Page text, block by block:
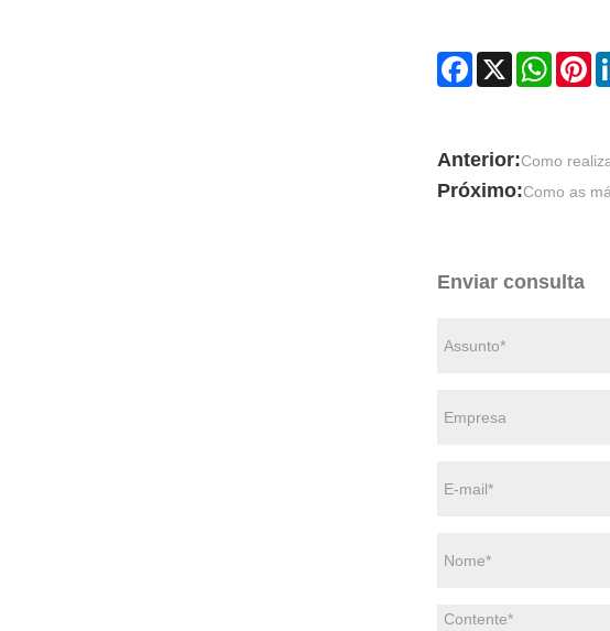
Facebook
X
Anterior:Como
Próximo:Como as
Enviar consulta